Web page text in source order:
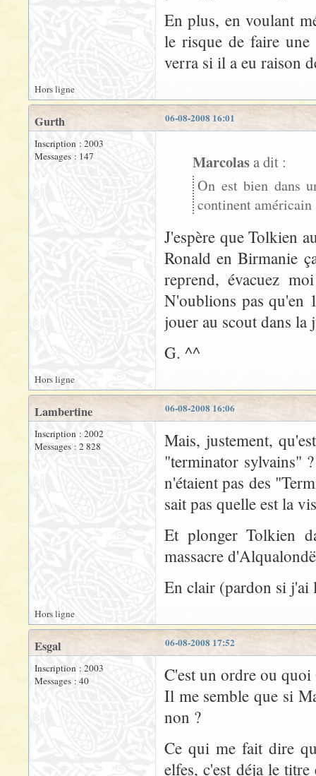
En plus, en voulant
le risque de faire
verra si il a eu raison
Hors ligne
06-08-2008 16:01
Gurth
Inscription : 2003
Messages : 147
Marcolasa dit :
On est bien dans
continent américain
J'espère que Tolkien
Ronald en Birmanie
reprend, évacuez
N'oublions pas qu'en
jouer au scout dans la
G. ^^
Hors ligne
06-08-2008 16:06
Lambertine
Inscription : 2002
Messages : 2 828
Mais, justement,
"terminator sylvains"
n'étaient pas des
sait pas quelle est la
Et plonger Tolkien
massacre
En clair (pardon si j'ai
Hors ligne
06-08-2008 17:52
Esgal
Inscription : 2003
Messages : 40
C'est un ordre ou quoi
Il me semble que si
non ?
Ce qui me fait dire
elfes, c'est déja le